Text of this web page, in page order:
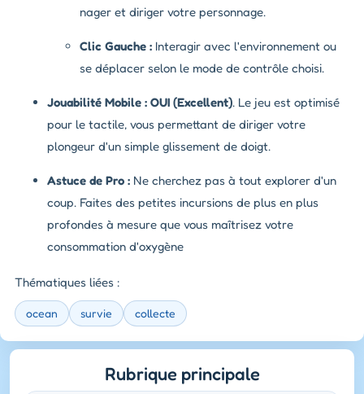
nager et diriger votre personnage.
Clic Gauche : Interagir avec l'environnement ou
se déplacer selon le mode de contrôle choisi.
Jouabilité Mobile : OUI (Excellent). Le jeu est optimisé
pour le tactile, vous permettant de diriger votre
plongeur d'un simple glissement de doigt.
Astuce de Pro : Ne cherchez pas à tout explorer d'un
coup. Faites des petites incursions de plus en plus
profondes à mesure que vous maîtrisez votre
consommation d'oxygène
Thématiques liées :
ocean survie collecte
Rubrique principale